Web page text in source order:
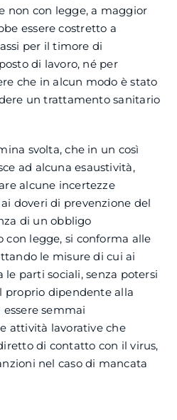
non con legge, a maggior
essere costretto a
per il timore di
di lavoro, né per
che in alcun modo è stato
un trattamento sanitario
svolta, che in un così
ad alcuna esaustività,
alcune incertezze
doveri di prevenzione del
di un obbligo
con legge, si conforma alle
le misure di cui ai
parti sociali, senza potersi
proprio dipendente alla
semmai
attività lavorative che
di contatto con il virus,
nel caso di mancata